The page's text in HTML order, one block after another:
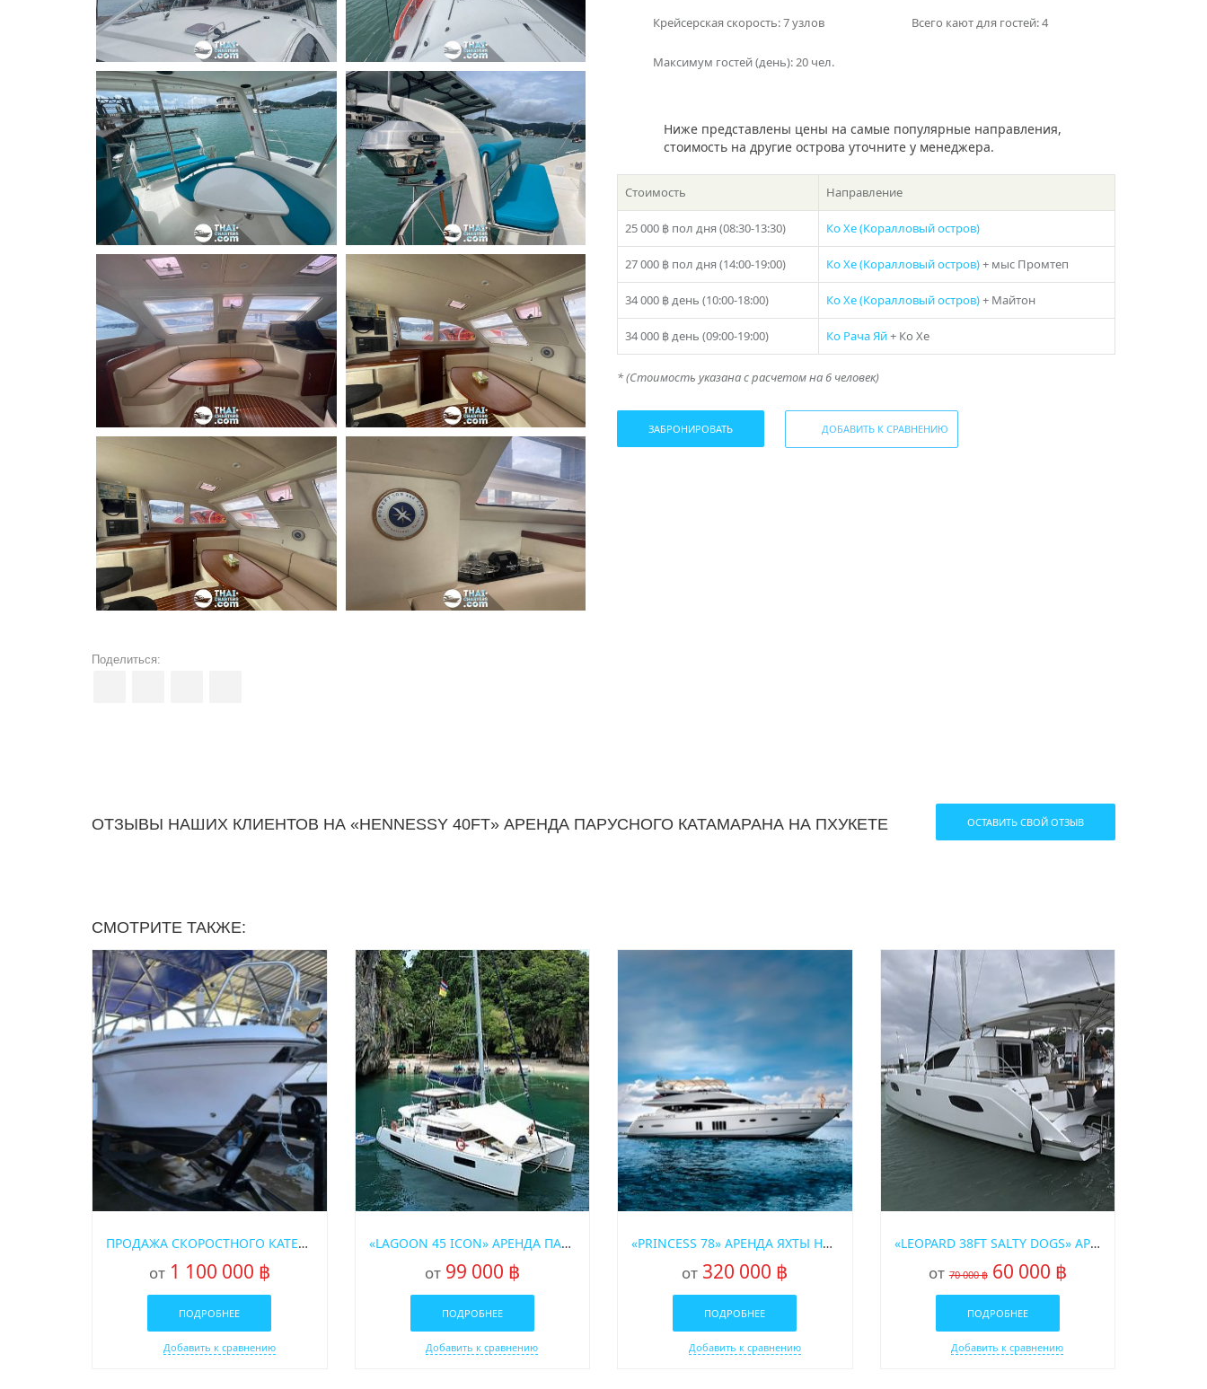
Поделиться:
Крейсерская скорость: 7 узлов
Максимум гостей (день): 20 чел.
Всего кают для гостей: 4
Ниже представлены цены на самые популярные направления,
стоимость на другие острова уточните у менеджера.
Стоимость Направление
25 000 ฿ пол дня (08:30-13:30) Ко Хе (Коралловый остров)
27 000 ฿ пол дня (14:00-19:00) Ко Хе (Коралловый остров)+ мыс Промтеп
34 000 ฿день (10:00-18:00) Ко Хе (Коралловый остров)+ Майтон
34 000 ฿день (09:00-19:00) Ко Рача Яй+ Ко Хе
* (Стоимость указана с расчетом на 6 человек)
ЗАБРОНИРОВАТЬ ДОБАВИТЬ К СРАВНЕНИЮ
ОТЗЫВЫ НАШИХ КЛИЕНТОВ НА «HENNESSY 40FT» АРЕНДА ПАРУСНОГО КАТАМАРАНА НА ПХУКЕТЕ ОСТАВИТЬ СВОЙ ОТЗЫВ
СМОТРИТЕ ТАКЖЕ:
ПРОДАЖА СКОРОСТНОГО КАТЕРА «21FT» НА ПХУКЕТЕ
от 1 100 000 ฿
ПОДРОБНЕЕ
Добавить к сравнению
«LAGOON 45 ICON» АРЕНДА ПАРУСНОГО КАТАМАРАНА НА ПХУКЕТЕ
от 99 000 ฿
ПОДРОБНЕЕ
Добавить к сравнению
«PRINCESS 78» АРЕНДА ЯХТЫ НА ПХУКЕТЕ
от 320 000 ฿
ПОДРОБНЕЕ
Добавить к сравнению
«LEOPARD 38FT SALTY DOGS» АРЕНДА ПАРУСНОГО КАТАМАРАНА НА ПХУКЕТЕ
от 70 000 ฿ 60 000 ฿
ПОДРОБНЕЕ
Добавить к сравнению